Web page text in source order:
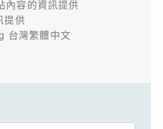
內容的資訊提供
提供
台灣繁體中文